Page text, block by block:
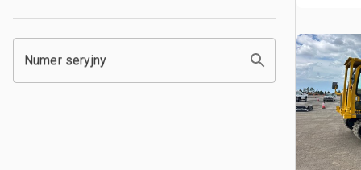
Numer seryjny